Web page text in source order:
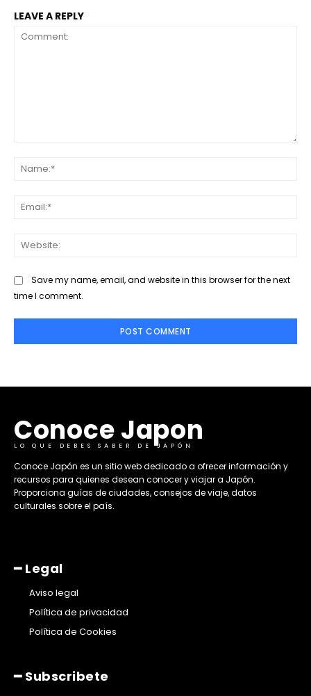
LEAVE A REPLY
Save my name, email, and website in this browser for the next
time I comment.
Conoce Japon
LO QUE DEBES SABER DE JAPÓN
​Conoce Japón es un sitio web dedicado a ofrecer información y
recursos para quienes desean conocer y viajar a Japón.
Proporciona guías de ciudades, consejos de viaje, datos
culturales sobre el país. ​
━ Legal
Aviso legal
Política de privacidad
Política de Cookies
━ Subscribete